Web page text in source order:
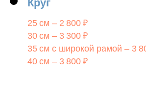
Круг
25 см – 2 800 ₽
30 см – 3 300 ₽
35 см с широкой рамой – 3
40 см – 3 800 ₽